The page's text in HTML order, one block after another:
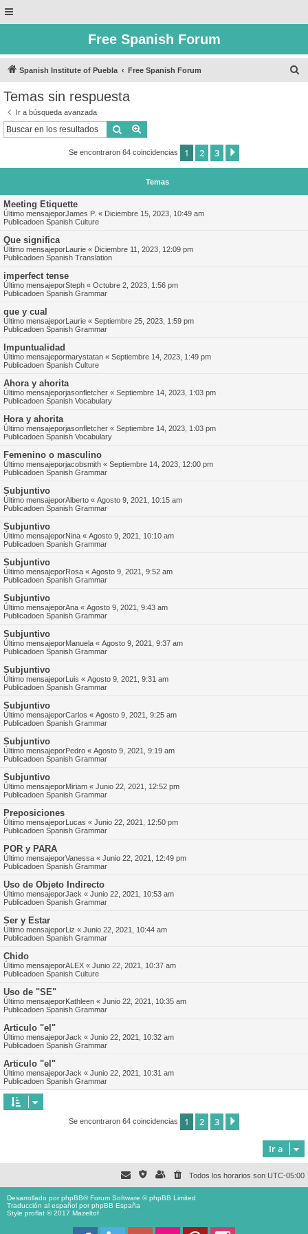
Free Spanish Forum
Spanish Institute of Puebla Free Spanish Forum
Temas sin respuesta
Ir a búsqueda avanzada
Buscar
Se encontraron 64 coincidencias 1 2 3
Temas
Meeting Etiquette
Último mensajeporJames P. « Diciembre 15, 2023, 10:49 am
Publicadoen Spanish Culture
Que significa
Último mensajeporLaurie « Diciembre 11, 2023, 12:09 pm
Publicadoen Spanish Translation
imperfect tense
Último mensajeporSteph « Octubre 2, 2023, 1:56 pm
Publicadoen Spanish Grammar
que y cual
Último mensajeporLaurie « Septiembre 25, 2023, 1:59 pm
Publicadoen Spanish Grammar
Impuntualidad
Último mensajepormarystatan « Septiembre 14, 2023, 1:49 pm
Publicadoen Spanish Culture
Ahora y ahorita
Último mensajeporjasonfletcher « Septiembre 14, 2023, 1:03 pm
Publicadoen Spanish Vocabulary
Hora y ahorita
Último mensajeporjasonfletcher « Septiembre 14, 2023, 1:03 pm
Publicadoen Spanish Vocabulary
Femenino o masculino
Último mensajeporjacobsmith « Septiembre 14, 2023, 12:00 pm
Publicadoen Spanish Grammar
Subjuntivo
Último mensajeporAlberto « Agosto 9, 2021, 10:15 am
Publicadoen Spanish Grammar
Subjuntivo
Último mensajeporNina « Agosto 9, 2021, 10:10 am
Publicadoen Spanish Grammar
Subjuntivo
Último mensajeporRosa « Agosto 9, 2021, 9:52 am
Publicadoen Spanish Grammar
Subjuntivo
Último mensajeporAna « Agosto 9, 2021, 9:43 am
Publicadoen Spanish Grammar
Subjuntivo
Último mensajeporManuela « Agosto 9, 2021, 9:37 am
Publicadoen Spanish Grammar
Subjuntivo
Último mensajeporLuis « Agosto 9, 2021, 9:31 am
Publicadoen Spanish Grammar
Subjuntivo
Último mensajeporCarlos « Agosto 9, 2021, 9:25 am
Publicadoen Spanish Grammar
Subjuntivo
Último mensajeporPedro « Agosto 9, 2021, 9:19 am
Publicadoen Spanish Grammar
Subjuntivo
Último mensajeporMiriam « Junio 22, 2021, 12:52 pm
Publicadoen Spanish Grammar
Preposiciones
Último mensajeporLucas « Junio 22, 2021, 12:50 pm
Publicadoen Spanish Grammar
POR y PARA
Último mensajeporVanessa « Junio 22, 2021, 12:49 pm
Publicadoen Spanish Grammar
Uso de Objeto Indirecto
Último mensajeporJack « Junio 22, 2021, 10:53 am
Publicadoen Spanish Grammar
Ser y Estar
Último mensajeporLiz « Junio 22, 2021, 10:44 am
Publicadoen Spanish Grammar
Chido
Último mensajeporALEX « Junio 22, 2021, 10:37 am
Publicadoen Spanish Culture
Uso de "SE"
Último mensajeporKathleen « Junio 22, 2021, 10:35 am
Publicadoen Spanish Grammar
Articulo "el"
Último mensajeporJack « Junio 22, 2021, 10:32 am
Publicadoen Spanish Grammar
Articulo "el"
Último mensajeporJack « Junio 22, 2021, 10:31 am
Publicadoen Spanish Grammar
Se encontraron 64 coincidencias 1 2 3
Ir a
Todos los horarios son UTC-05:00
Desarrollado porphpBB® Forum Software © phpBB Limited
Traducción al español porphpBB España
Style proflat © 2017 Mazeltof